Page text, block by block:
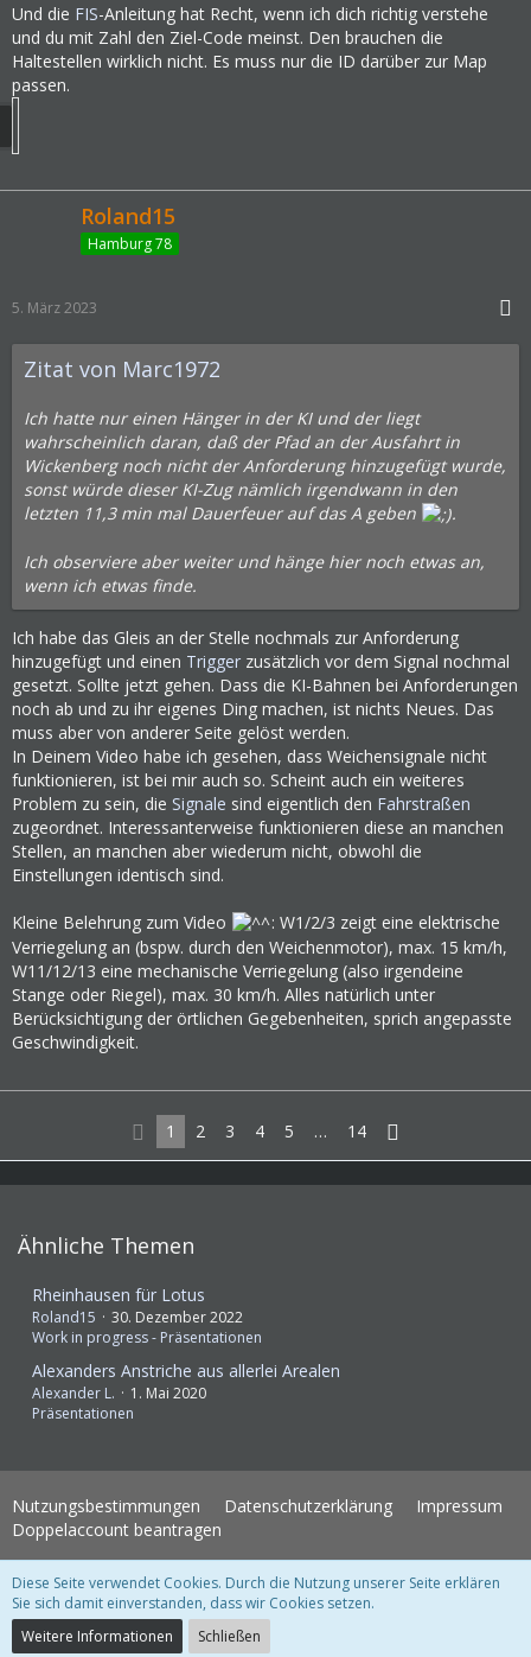
Und die FIS-Anleitung hat Recht, wenn ich dich richtig verstehe
und du mit Zahl den Ziel-Code meinst. Den brauchen die
Haltestellen wirklich nicht. Es muss nur die ID darüber zur Map
passen.
Roland15
Hamburg 78
5. März 2023
Zitat von Marc1972
Ich hatte nur einen Hänger in der KI und der liegt
wahrscheinlich daran, daß der Pfad an der Ausfahrt in
Wickenberg noch nicht der Anforderung hinzugefügt wurde,
sonst würde dieser KI-Zug nämlich irgendwann in den
letzten 11,3 min mal Dauerfeuer auf das A geben
.
Ich observiere aber weiter und hänge hier noch etwas an,
wenn ich etwas finde.
Ich habe das Gleis an der Stelle nochmals zur Anforderung
hinzugefügt und einen Trigger zusätzlich vor dem Signal nochmal
gesetzt. Sollte jetzt gehen. Dass die KI-Bahnen bei Anforderungen
noch ab und zu ihr eigenes Ding machen, ist nichts Neues. Das
muss aber von anderer Seite gelöst werden.
In Deinem Video habe ich gesehen, dass Weichensignale nicht
funktionieren, ist bei mir auch so. Scheint auch ein weiteres
Problem zu sein, die Signale sind eigentlich den Fahrstraßen
zugeordnet. Interessanterweise funktionieren diese an manchen
Stellen, an manchen aber wiederum nicht, obwohl die
Einstellungen identisch sind.
Kleine Belehrung zum Video
: W1/2/3 zeigt eine elektrische
Verriegelung an (bspw. durch den Weichenmotor), max. 15 km/h,
W11/12/13 eine mechanische Verriegelung (also irgendeine
Stange oder Riegel), max. 30 km/h. Alles natürlich unter
Berücksichtigung der örtlichen Gegebenheiten, sprich angepasste
Geschwindigkeit.
1 2 3 4 5 … 14
Ähnliche Themen
Rheinhausen für Lotus
Roland15
30. Dezember 2022
Work in progress - Präsentationen
Alexanders Anstriche aus allerlei Arealen
Alexander L.
1. Mai 2020
Präsentationen
Nutzungsbestimmungen Datenschutzerklärung
Impressum
Doppelaccount beantragen
WoltLab Suite Forum - Themenvorlage 3.1.2 © 2004-2018
Community-Software:
Diese Seite verwendet Cookies. Durch die Nutzung unserer Seite erklären
Sie sich damit einverstanden, dass wir Cookies setzen.
Weitere Informationen
Schließen